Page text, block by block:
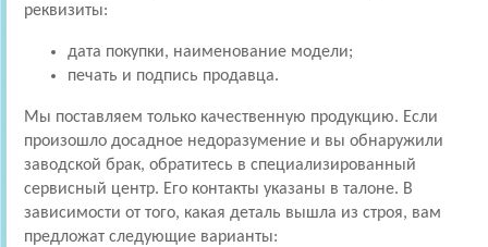
реквизиты:
дата покупки, наименование модели;
печать и подпись продавца.
Мы поставляем только качественную продукцию. Если
произошло досадное недоразумение и вы обнаружили
заводской брак, обратитесь в специализированный
сервисный центр. Его контакты указаны в талоне. В
зависимости от того, какая деталь вышла из строя, вам
предложат следующие варианты: